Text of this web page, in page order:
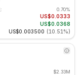
0.70%
US$0.0333
US$0.0368
US$0.003500 (10.51%)
$2.33M